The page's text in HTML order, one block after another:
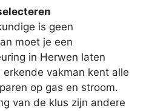
is geen
moet je een
in Herwen laten
erkende vakman kent alle
op gas en stroom.
van de klus zijn andere